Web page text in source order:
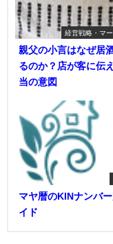
経営戦略・マ
親父の小言はなぜ居
るのか？店が客に伝
当の意図
マヤ暦のKINナンバ
イド